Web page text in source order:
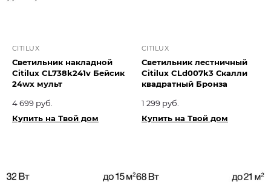
CITILUX
Светильник накладной
Citilux CL738k241v Бейсик
24wх мульт
4 699 руб.
Купить на Твой дом
CITILUX
Светильник лестничный
Citilux CLd007k3 Скалли
квадратный Бронза
1 299 руб.
Купить на Твой дом